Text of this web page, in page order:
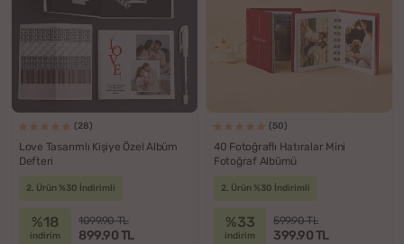
(28)
Love Tasarımlı Kişiye Özel Albüm
Defteri
2. Ürün %30 İndirimli
%18
indirim
1099.90 TL
899.90 TL
(50)
40 Fotoğraflı Hatıralar Mini
Fotoğraf Albümü
2. Ürün %30 İndirimli
%33
indirim
599.90 TL
399.90 TL